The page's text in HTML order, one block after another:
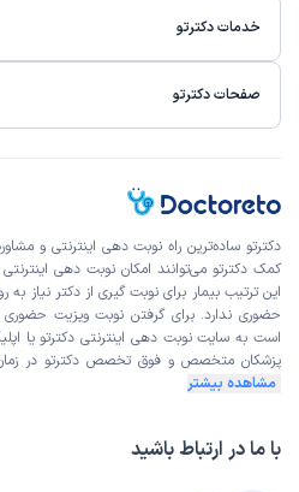
خدمات دکترتو
صفحات دکترتو
دکترتو ساده‌ترین راه نوبت‌ دهی اینترنتی و
کمک دکترتو می‌توانند امکان نوبت دهی
این ترتیب بیمار برای نوبت گیری از دکتر نیاز
حضوری ندارد. برای گرفتن نوبت ویزیت حضوری
است به سایت نوبت دهی اینترنتی دکترتو یا
پزشکان متخصص و فوق تخصص دکترتو در
مشاهده بیشتر
با ما در ارتباط باشید